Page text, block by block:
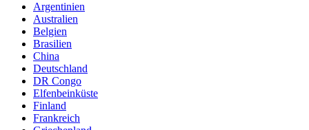
Argentinien
Australien
Belgien
Brasilien
China
Deutschland
DR Congo
Elfenbeinküste
Finland
Frankreich